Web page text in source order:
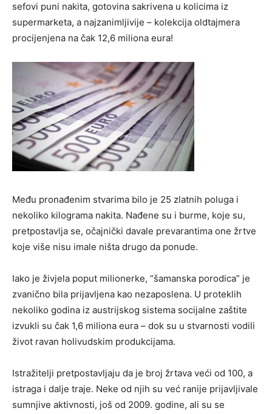
sefovi puni nakita, gotovina sakrivena u kolicima iz
supermarketa, a najzanimljivije – kolekcija oldtajmera
procijenjena na čak 12,6 miliona eura!
Među pronađenim stvarima bilo je 25 zlatnih poluga i
nekoliko kilograma nakita. Nađene su i burme, koje su,
pretpostavlja se, očajnički davale prevarantima one žrtve
koje više nisu imale ništa drugo da ponude.
Iako je živjela poput milionerke, “šamanska porodica” je
zvanično bila prijavljena kao nezaposlena. U proteklih
nekoliko godina iz austrijskog sistema socijalne zaštite
izvukli su čak 1,6 miliona eura – dok su u stvarnosti vodili
život ravan holivudskim produkcijama.
Istražitelji pretpostavljaju da je broj žrtava veći od 100, a
istraga i dalje traje. Neke od njih su već ranije prijavljivale
sumnjive aktivnosti, još od 2009. godine, ali su se